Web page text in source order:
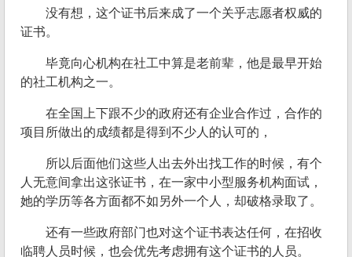
没有想，这个证书后来成了一个关乎志愿者权威的
证书。
毕竟向心机构在社工中算是老前辈，他是最早开始
的社工机构之一。
在全国上下跟不少的政府还有企业合作过，合作的
项目所做出的成绩都是得到不少人的认可的，
所以后面他们这些人出去外出找工作的时候，有个
人无意间拿出这张证书，在一家中小型服务机构面试，
她的学历等各方面都不如另外一个人，却破格录取了。
还有一些政府部门也对这个证书表达任何，在招收
临聘人员时候，也会优先考虑拥有这个证书的人员。